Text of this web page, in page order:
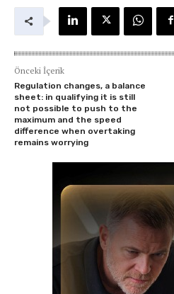
Önceki İçerik
Regulation changes, a balance
sheet: in qualifying it is still
not possible to push to the
maximum and the speed
difference when overtaking
remains worrying